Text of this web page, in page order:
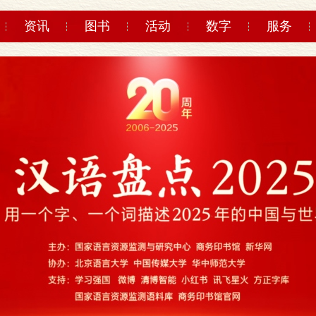
资讯 图书 活动 数字 服务